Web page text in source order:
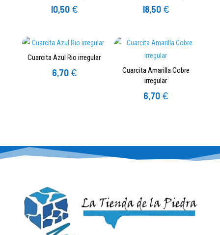
10,50€ 18,50€
Cuarcita Azul Rio irregular
6,70€
Cuarcita Amarilla Cobre
irregular
6,70€